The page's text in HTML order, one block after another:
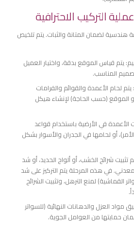
التركيب الاحترافية
هندسية لضمان المتانة والثبات. يتم تلخيص
يتم قياس الموقع بدقة، واختيار العميل
المناسب.
لحام الأعمدة والقوائم والفرامات
الموقع (حسب الحاجة) لإنشاء هيكل
الأعمدة في الأرضية باستخدام قواعد
أو لحامها في الجدران والأسوار بشكل
تثبيت شرائح الخشب، أو ألواح الحديد، أو شد
في هذه المرحلة يتم التركيز على شد
القماشية) لمنع الترهل، وتثبيت الشرائح
مواد العزل والدهانات النهائية (للسواتر
حمايتها من العوامل الجوية.